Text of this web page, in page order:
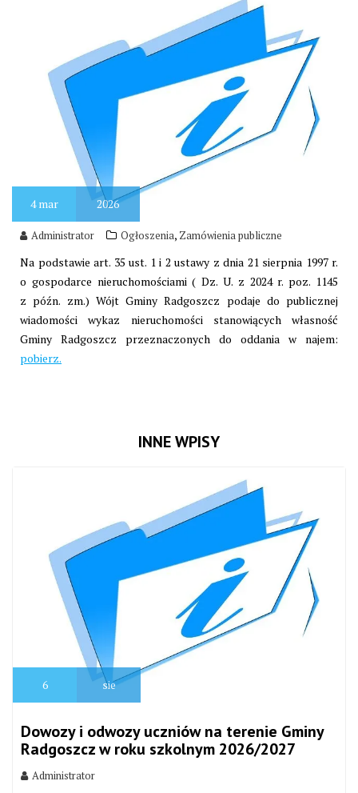
4mar 2026
Administrator Ogłoszenia, Zamówienia publiczne
Na podstawie art. 35 ust. 1 i 2 ustawy z dnia 21 sierpnia 1997 r.
o gospodarce nieruchomościami ( Dz. U. z 2024 r. poz. 1145
z późn. zm.) Wójt Gminy Radgoszcz podaje do publicznej
wiadomości wykaz nieruchomości stanowiących własność
Gminy Radgoszcz przeznaczonych do oddania w najem:
pobierz.
INNE WPISY
6 sie
Dowozy i odwozy uczniów na terenie Gminy
Radgoszcz w roku szkolnym 2026/2027
Administrator